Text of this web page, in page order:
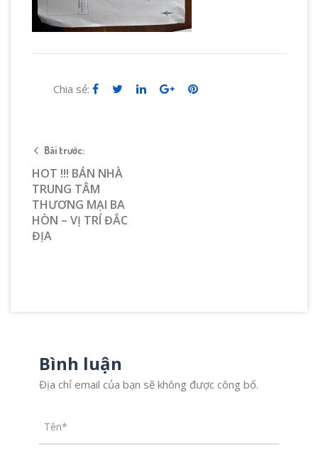
Chia sẻ:
Bài trước:
HOT !!! BÁN NHÀ
TRUNG TÂM
THƯƠNG MẠI BA
HÒN – VỊ TRÍ ĐẮC
ĐỊA
Bình luận
Địa chỉ email của bạn sẽ không được công bố.